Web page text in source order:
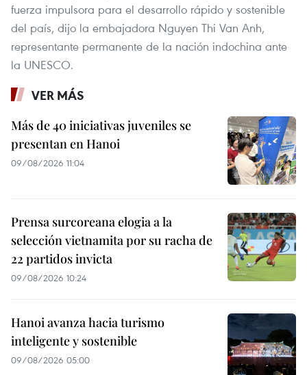
fuerza impulsora para el desarrollo rápido y sostenible
del país, dijo la embajadora Nguyen Thi Van Anh,
representante permanente de la nación indochina ante
la UNESCO.
VER MÁS
Más de 40 iniciativas juveniles se
presentan en Hanoi
09/08/2026 11:04
Prensa surcoreana elogia a la
selección vietnamita por su racha de
22 partidos invicta
09/08/2026 10:24
Hanoi avanza hacia turismo
inteligente y sostenible
09/08/2026 05:00